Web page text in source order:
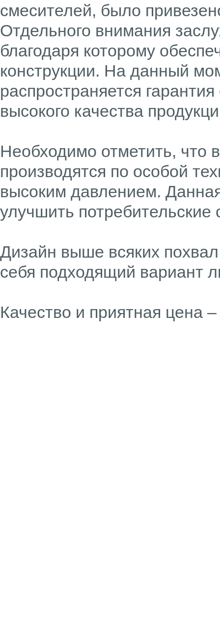
смесителей, было
Отдельного внимания
благодаря которому
конструкции. На данный
распространяется
высокого качества
Необходимо отметить, что
производятся по особой
высоким давлением.
улучшить потребительские
Дизайн выше всяких
себя подходящий вариант
Качество и приятная цена